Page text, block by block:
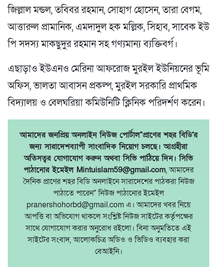
জিল্লাল মন্ডল, তবিবর রহমান, সোহাগ হোসেন, তারা বেগম,
আত্তারুল প্রামানিক, এমদাদুল হক মল্লিক, সিহাব, সাবেক ইউ
পি সদস্য মাকছুদুর রহমান সহ গণ্যমান্য ব্যক্তিবর্গ।
এছাড়াও ইউএনও মেরিনা আফরোজ মুরইল ইউনিয়নের ভূমি
অফিস, ভালতা আবাসন প্রকল্প, মুরইল সরকারি প্রাথমিক
বিদ্যালয় ও বেলঘরিয়া কমিউনিটি ক্লিনিক পরিদর্শণ করেন।
আমাদের জনপ্রিয় অনলাইন নিউজ পোর্টাল"প্রাণের শহর বিডি'র
জন্য সারাদেশব্যাপী সাংবাদিক নিয়োগ চলছে। আগ্রহীরা
অতিসত্বর যোগাযোগ করুন অথবা সিভি পাঠিয়ে দিন। সিভি
পাঠানোর ইমেইল Mintuislam59@gmail.com, আমাদের
দৈনিক প্রাণের শহর বিডি অনলাইনে সারাদেশের পাঠকরা নিউজ
পাঠাতে পারেন" নিউজ পাঠানোর ইমেইল
pranershohorbd@gmail.com এ। আমাদের খবর নিয়ে
আপত্তি বা অভিযোগ থাকলে সংশ্লিষ্ট নিউজ সাইটের কর্তৃপক্ষের
সাথে যোগাযোগ করার অনুরোধ রইলো। বিনা অনুমতিতে এই
সাইটের সংবাদ, আলোকচিত্র অডিও ও ভিডিও ব্যবহার করা
বেআইনি।